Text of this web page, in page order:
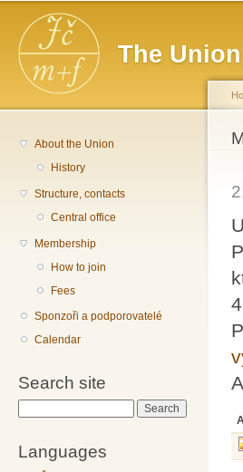
The
Main menu
About the Union
History
Structure, contacts
Central office
Membership
How to join
Fees
Sponzoři a podporovatelé
Calendar
Search site
Languages